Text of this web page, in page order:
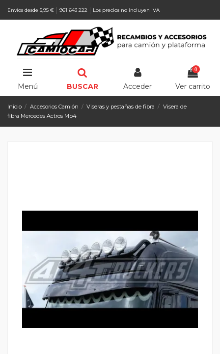
Envíos desde 5,95 € 961 643 222 Los precios no incluyen IVA
Menú BUSCAR Acceder
0
Ver carrito
Inicio Accesorios Camión Viseras y pestañas de fibra
Visera de
fibra Mercedes Actros Mp4